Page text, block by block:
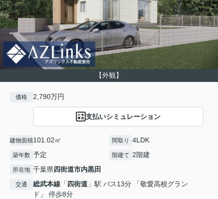
【外観】
価格 2,790万円
支払いシミュレーション
建物面積101.02㎡ 間取り 4LDK
築年数 予定 階建て 2階建
所在地 千葉県四街道市内黒田
交通 総武本線 「 四街道 」駅 バス13分 「敬愛高校グラン
ド」 停歩8分